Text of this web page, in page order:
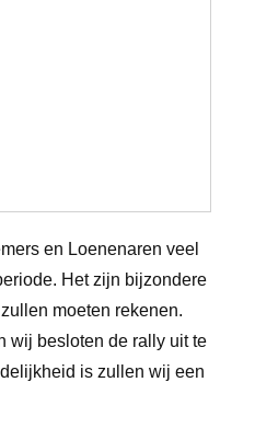
en Loenenaren veel
Het zijn bijzondere
moeten rekenen.
wij besloten de rally uit te
is zullen wij een